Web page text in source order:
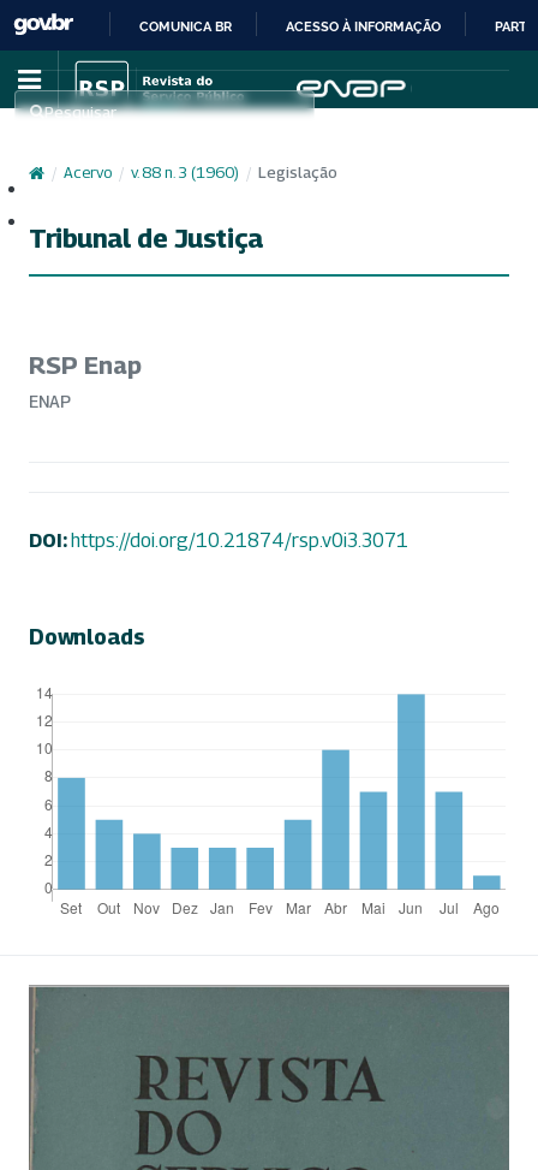
IR
PARA
CONTEÚDO
COMUNICA BR ACESSO À INFORMAÇÃO
Pesquisar
/ Acervo / v. 88 n. 3 (1960) / Legislação
Tribunal de Justiça
RSP Enap
ENAP
DOI:https://doi.org/10.21874/rsp.v0i3.3071
Downloads